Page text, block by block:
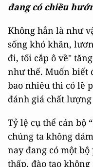
đang có chiều
Không hẳn là như
sống khó khăn,
đi, tối cắp ô về"
như thế. Muốn biết
bao nhiêu thì có lẽ
đánh giá chất
Tỷ lệ cụ thể cán bộ
chúng ta không
nay đang có một
thấp, đào tạo